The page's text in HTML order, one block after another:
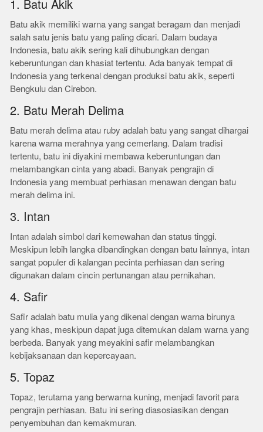
1. Batu Akik
Batu akik memiliki warna yang sangat beragam dan menjadi
salah satu jenis batu yang paling dicari. Dalam budaya
Indonesia, batu akik sering kali dihubungkan dengan
keberuntungan dan khasiat tertentu. Ada banyak tempat di
Indonesia yang terkenal dengan produksi batu akik, seperti
Bengkulu dan Cirebon.
2. Batu Merah Delima
Batu merah delima atau ruby adalah batu yang sangat dihargai
karena warna merahnya yang cemerlang. Dalam tradisi
tertentu, batu ini diyakini membawa keberuntungan dan
melambangkan cinta yang abadi. Banyak pengrajin di
Indonesia yang membuat perhiasan menawan dengan batu
merah delima ini.
3. Intan
Intan adalah simbol dari kemewahan dan status tinggi.
Meskipun lebih langka dibandingkan dengan batu lainnya, intan
sangat populer di kalangan pecinta perhiasan dan sering
digunakan dalam cincin pertunangan atau pernikahan.
4. Safir
Safir adalah batu mulia yang dikenal dengan warna birunya
yang khas, meskipun dapat juga ditemukan dalam warna yang
berbeda. Banyak yang meyakini safir melambangkan
kebijaksanaan dan kepercayaan.
5. Topaz
Topaz, terutama yang berwarna kuning, menjadi favorit para
pengrajin perhiasan. Batu ini sering diasosiasikan dengan
penyembuhan dan kemakmuran.